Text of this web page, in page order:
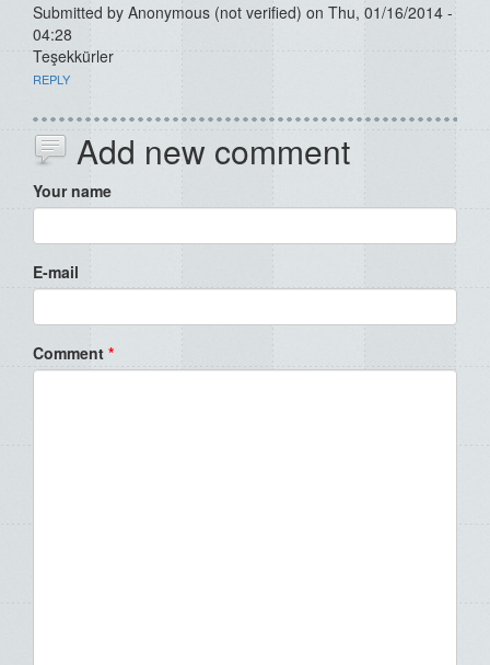
Submitted by Anonymous (not verified) on Thu, 01/16/2014 -
04:28
Teşekkürler
REPLY
Add new comment
Your name
E-mail
Comment *